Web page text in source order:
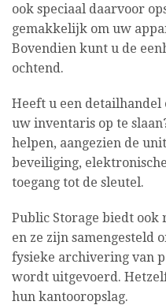
ook speciaal daarvoor
gemakkelijk om uw
Bovendien kunt u de
ochtend.
Heeft u een detailhandel
uw inventaris op te
helpen, aangezien de
beveiliging,
toegang tot de sleutel.
Public Storage biedt
en ze zijn samengesteld
fysieke archivering van
wordt uitgevoerd.
hun kantooropslag.